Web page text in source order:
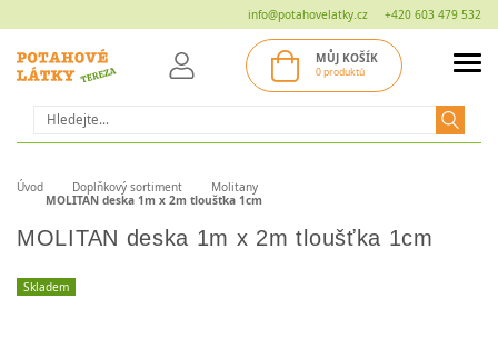
info@potahovelatky.cz +420 603 479 532
Hledat
MŮJ KOŠÍK
0 produktů
Úvod Doplňkový sortiment
Molitany
MOLITAN deska 1m x 2m tloušťka 1cm
MOLITAN deska 1m x 2m tloušťka 1cm
Skladem